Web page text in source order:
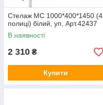
Стелаж МС 1000*400*1450 (4
полиці) білий, уп, Арт.42437
В наявності
2 310 ₴
Купити